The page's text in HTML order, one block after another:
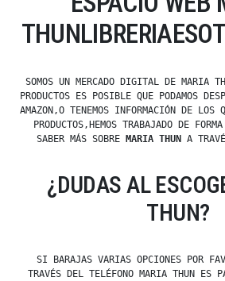
SOMOS UN MERCADO DIGITAL DE MARIA
PRODUCTOS ES POSIBLE QUE PODAMOS
AMAZON,O TENEMOS INFORMACIÓN DE LOS
PRODUCTOS,HEMOS TRABAJADO DE
SABER MÁS SOBRE
MARIA THUN A
¿DUDAS AL
THUN?
SI BARAJAS VARIAS OPCIONES POR
TRAVÉS DEL TELÉFONO MARIA THUN ES